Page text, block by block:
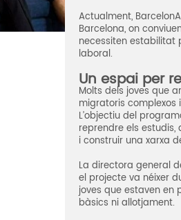
Actualment,
Barcelona, on
necessiten estabilitat
laboral.
Un espai per
Molts dels joves que
migratoris complexos
L’objectiu del
reprendre els
i construir una xarxa
La directora general
el projecte va néixer
joves que estaven en
bàsics ni allotjament.